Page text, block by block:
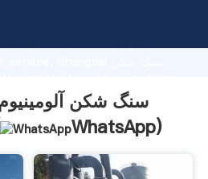
advanced research
سنگ شکن
WhatsApp)